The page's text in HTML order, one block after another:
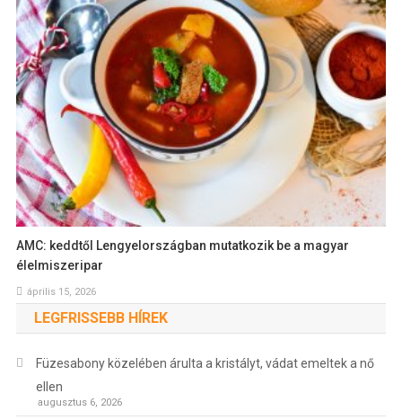
AMC: keddtől Lengyelországban mutatkozik be a magyar
élelmiszeripar
április 15, 2026
LEGFRISSEBB HÍREK
Füzesabony közelében árulta a kristályt, vádat emeltek a nő
ellen
augusztus 6, 2026